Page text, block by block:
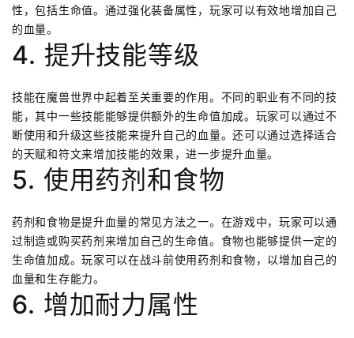
性，包括生命值。通过强化装备属性，玩家可以有效地增加自己
的血量。
4. 提升技能等级
技能在魔兽世界中起着至关重要的作用。不同的职业有不同的技
能，其中一些技能能够提供额外的生命值加成。玩家可以通过不
断使用和升级这些技能来提升自己的血量。还可以通过选择适合
的天赋和符文来增加技能的效果，进一步提升血量。
5. 使用药剂和食物
药剂和食物是提升血量的常见方法之一。在游戏中，玩家可以通
过制造或购买药剂来增加自己的生命值。食物也能够提供一定的
生命值加成。玩家可以在战斗前使用药剂和食物，以增加自己的
血量和生存能力。
6. 增加耐力属性